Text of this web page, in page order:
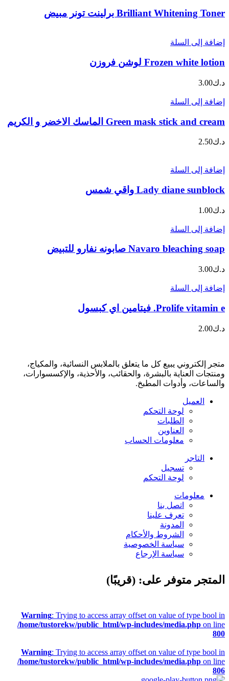
Brilliant Whitening Toner برلينت تونر مبيض
إضافة إلى السلة
Frozen white lotion لوشن فروزن
د.ك3.00
إضافة إلى السلة
Green mask stick and cream الماسك الاخضر و الكريم
د.ك2.50
إضافة إلى السلة
Lady diane sunblock واقي شمس
د.ك1.00
إضافة إلى السلة
Navaro bleaching soap صابونه نفارو للتبيض
د.ك3.00
إضافة إلى السلة
Prolife vitamin e. فيتامين اي كبسول
د.ك2.00
متجر إلكتروني يبيع كل ما يتعلق بالملابس النسائية، والمكياج،
ومنتجات العناية بالبشرة، والحقائب، والأحذية، والإكسسوارات،
والساعات، وأدوات المطبخ.
العميل
لوحة التحكم
الطلبات
العناوين
معلومات الحساب
التاجر
تسجيل
لوحة التحكم
معلومات
اتصل بنا
تعرف علينا
المدونة
الشروط والأحكام
سياسة الخصوصية
سياسة الإرجاع
المتجر متوفر على: (قريبًا)
Warning: Trying to access array offset on value of type bool in
/home/tustorekw/public_html/wp-includes/media.php on line
800
Warning: Trying to access array offset on value of type bool in
/home/tustorekw/public_html/wp-includes/media.php on line
806